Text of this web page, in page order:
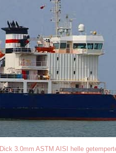
Dick 3.0mm ASTM AISI helle